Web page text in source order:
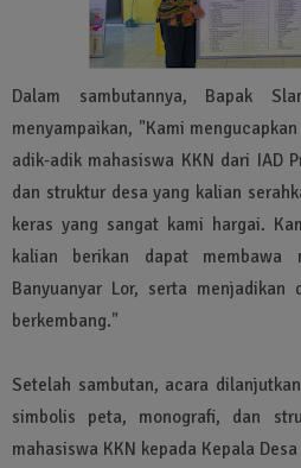
Dalam sambutannya, Bapak
menyampaikan, "Kami
adik-adik mahasiswa KKN dari IAD
dan struktur desa yang kalian
keras yang sangat kami hargai.
kalian berikan dapat membawa
Banyuanyar Lor, serta
berkembang."
Setelah sambutan, acara
simbolis peta, monografi, dan
mahasiswa KKN kepada Kepala